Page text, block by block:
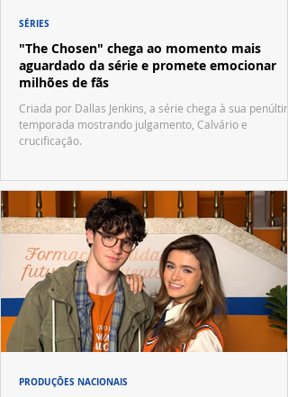
"The Chosen" chega ao momento mais
aguardado da série e promete emocionar
milhões de fãs
Criada por Dallas Jenkins, a série chega à sua
temporada mostrando julgamento, Calvário e
crucificação.
SÉRIES
PRODUÇÕES NACIONAIS